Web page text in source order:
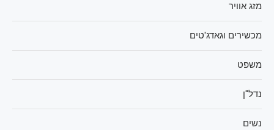
מזג אוויר
מכשירים וגאדג'טים
משפט
נדל"ן
נשים